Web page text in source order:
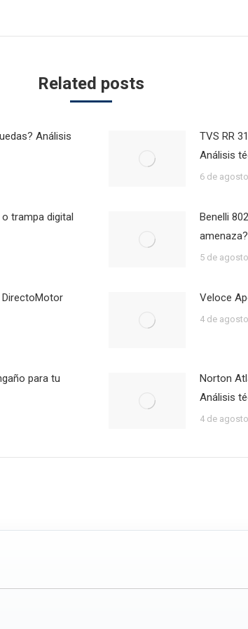
Related posts
Análisis
TVS RR
Análisis
6 de
o trampa digital
Benelli
amenaza?
5 de
DirectoMotor Veloce
4 de
para tu
Norton
Análisis
4 de